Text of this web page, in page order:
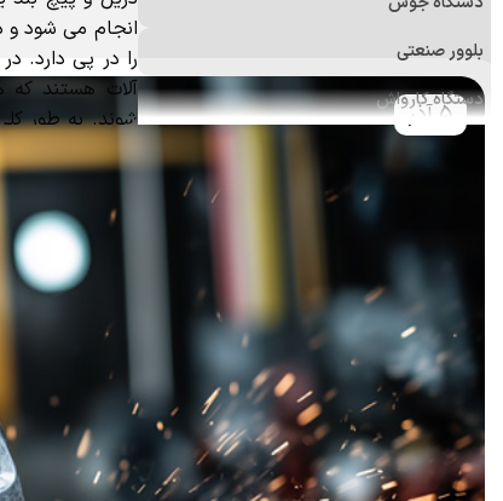
بلوور صنعتی
دستگاه کارواش
اره برقی (زنجیری)
منگنه کوب و میخکوب
ابزارآلات اندازه‌گیری
ابزار و تجهیزات ایمنی
ابزار جانبی
انجام می شود و
را در پی دارد.
آلات هستند که
شوند. به طور
5 آذر